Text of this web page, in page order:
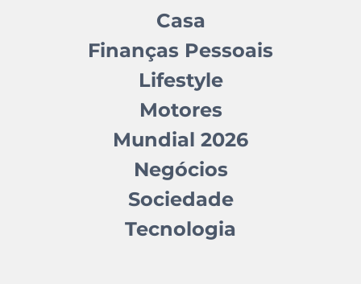
Casa
Finanças Pessoais
Lifestyle
Motores
Mundial 2026
Negócios
Sociedade
Tecnologia